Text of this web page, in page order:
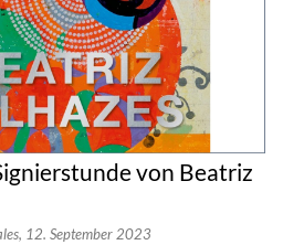
von Beatriz
12. September 2023